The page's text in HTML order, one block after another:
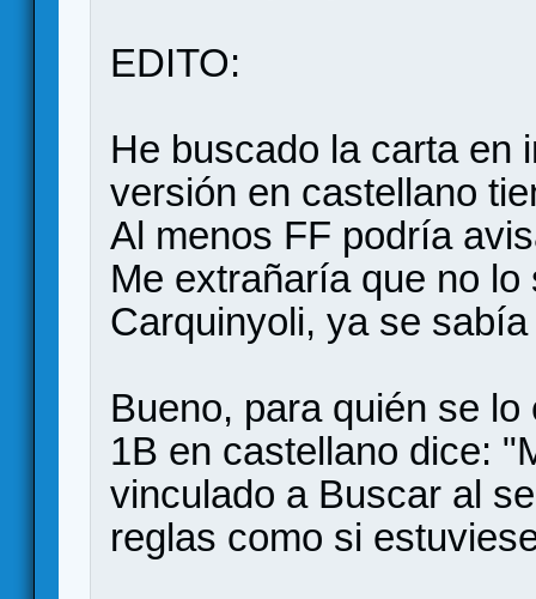
EDITO:
He buscado la carta en
versión en castellano
Al menos FF podría
Me extrañaría que no
Carquinyoli, ya se
Bueno, para quién se
1B en castellano dice:
vinculado a Buscar al
reglas como si